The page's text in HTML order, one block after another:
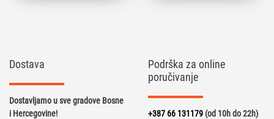
Dostava
Dostavljamo u sve gradove Bosne
i Hercegovine!
Podrška za online
poručivanje
+387 66 131179 (od 10h do 22h)